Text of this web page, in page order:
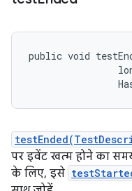
public void
पर इवेंट खत्म होने का
के लिए, इसे